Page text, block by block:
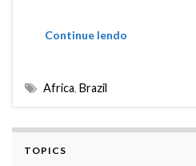
Continue lendo
Africa, Brazil
TOPICS